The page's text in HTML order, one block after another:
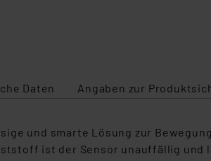
Daten Angaben zur
und smarte Lösung zur
ist der Sensor unauffällig